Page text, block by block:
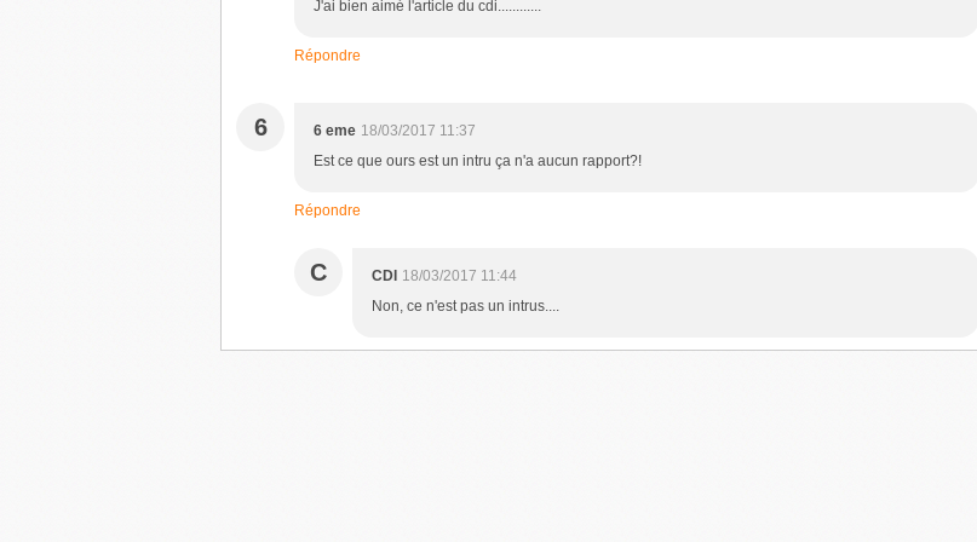
J'ai bien aimé l'article du cdi............
Répondre
6 6 eme 18/03/2017 11:37
Est ce que ours est un intru ça n'a aucun rapport?!
Répondre
C CDI 18/03/2017 11:44
Non, ce n'est pas un intrus....